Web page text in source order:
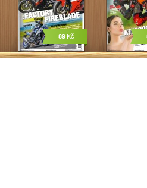
89 Kč